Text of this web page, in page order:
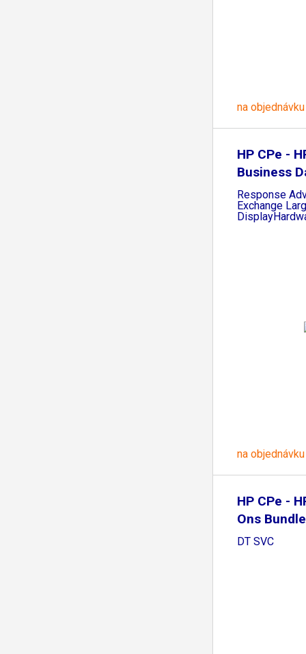
na objednávku
HP CPe -
Business
Response
Exchange
na objednávku
HP CPe -
Ons
DT SVC